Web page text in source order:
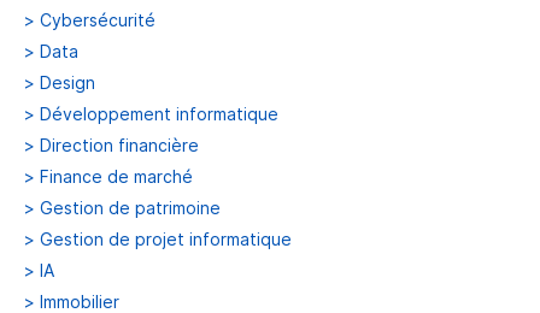
> Cybersécurité
> Data
> Design
> Développement informatique
> Direction financière
> Finance de marché
> Gestion de patrimoine
> Gestion de projet informatique
> IA
> Immobilier